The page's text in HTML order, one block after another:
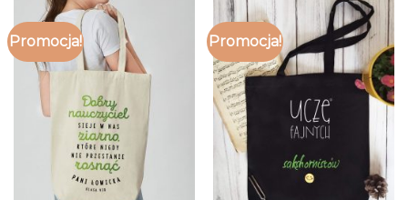
Promocja! Promocja!